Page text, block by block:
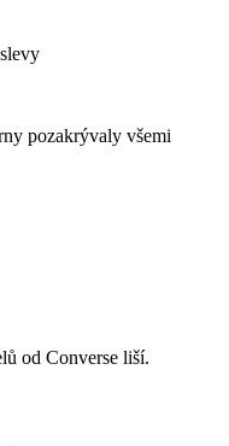
pozakrývaly všemi
od Converse liší.